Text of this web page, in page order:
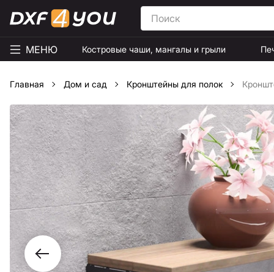
МЕНЮ Костровые чаши, мангалы и грыли
Главная Дом и сад Кронштейны для полок